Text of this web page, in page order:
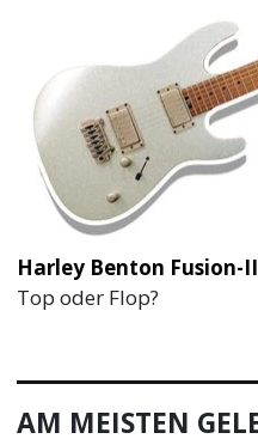
Harley Benton Fusion-
Top oder Flop?
AM MEISTEN